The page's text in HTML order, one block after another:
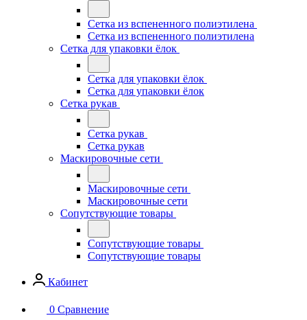
Сетка из вспененного полиэтилена
Сетка из вспененного полиэтилена
Сетка для упаковки ёлок
Сетка для упаковки ёлок
Сетка для упаковки ёлок
Сетка рукав
Сетка рукав
Сетка рукав
Маскировочные сети
Маскировочные сети
Маскировочные сети
Сопутствующие товары
Сопутствующие товары
Сопутствующие товары
Кабинет
0 Сравнение